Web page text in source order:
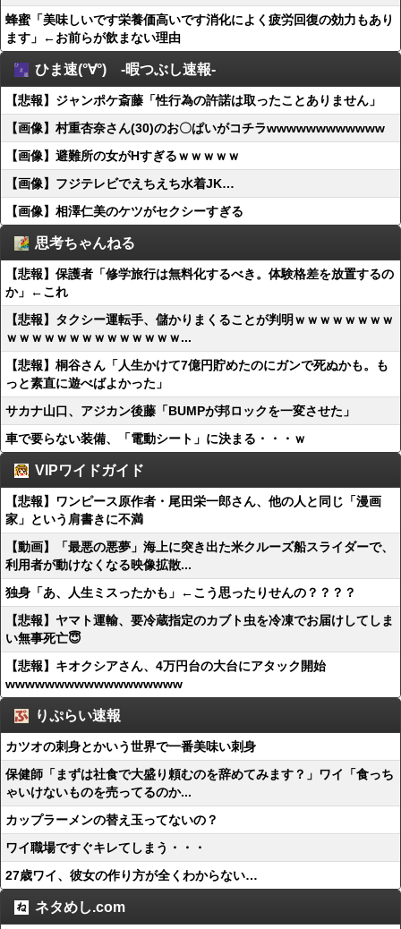
蜂蜜「美味しいです栄養価高いです消化によく疲労回復の効力もあり
ます」←お前らが飲まない理由
ひま速(°∀°) -暇つぶし速報-
【悲報】ジャンポケ斎藤「性行為の許諾は取ったことありません」
【画像】村重杏奈さん(30)のお〇ぱいがコチラwwwwwwwwwwww
【画像】避難所の女がHすぎるｗｗｗｗｗ
【画像】フジテレビでえちえち水着JK…
【画像】相澤仁美のケツがセクシーすぎる
思考ちゃんねる
【悲報】保護者「修学旅行は無料化するべき。体験格差を放置するの
か」←これ
【悲報】タクシー運転手、儲かりまくることが判明ｗｗｗｗｗｗｗｗ
ｗｗｗｗｗｗｗｗｗｗｗｗｗｗ...
【悲報】桐谷さん「人生かけて7億円貯めたのにガンで死ぬかも。も
っと素直に遊べばよかった」
サカナ山口、アジカン後藤「BUMPが邦ロックを一変させた」
車で要らない装備、「電動シート」に決まる・・・ｗ
VIPワイドガイド
【悲報】ワンピース原作者・尾田栄一郎さん、他の人と同じ「漫画
家」という肩書きに不満
【動画】「最悪の悪夢」海上に突き出た米クルーズ船スライダーで、
利用者が動けなくなる映像拡散...
独身「あ、人生ミスったかも」←こう思ったりせんの？？？？
【悲報】ヤマト運輸、要冷蔵指定のカブト虫を冷凍でお届けしてしま
い無事死亡😇
【悲報】キオクシアさん、4万円台の大台にアタック開始
wwwwwwwwwwwwwwwwww
りぷらい速報
カツオの刺身とかいう世界で一番美味い刺身
保健師「まずは社食で大盛り頼むのを辞めてみます？」ワイ「食っち
ゃいけないものを売ってるのか...
カップラーメンの替え玉ってないの？
ワイ職場ですぐキレてしまう・・・
27歳ワイ、彼女の作り方が全くわからない…
ネタめし.com